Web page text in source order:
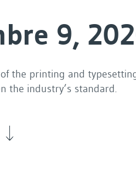
9,
the printing and
the industry’s standard.